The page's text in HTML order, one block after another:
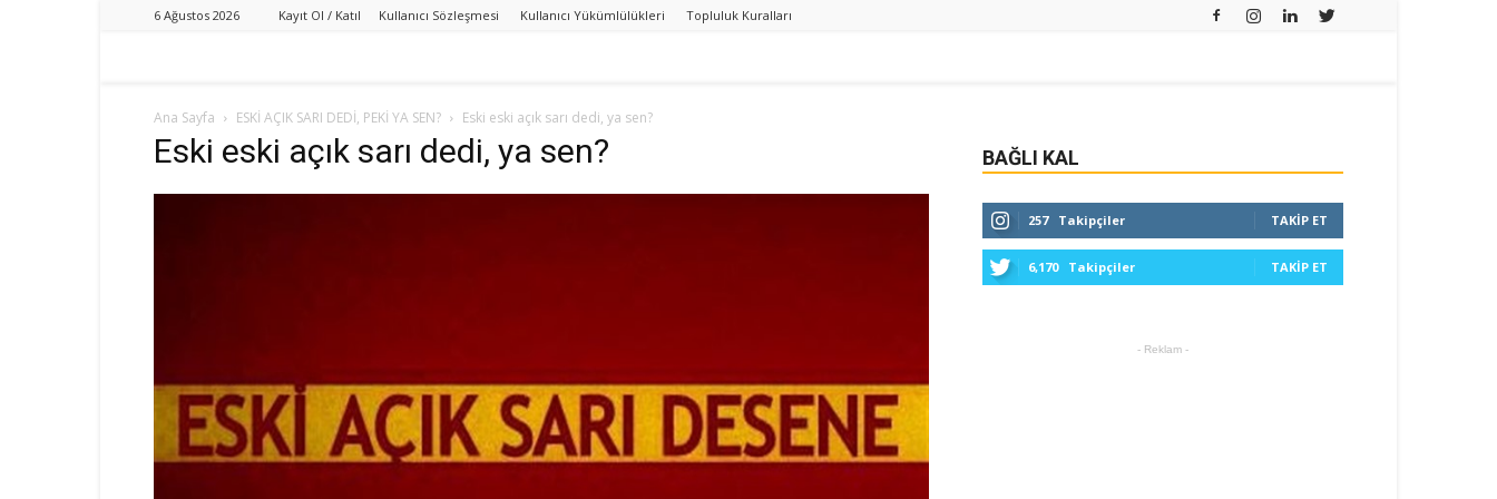
6 Ağustos 2026 Kayıt Ol / Katıl Kullanıcı Sözleşmesi Kullanıcı Yükümlülükleri Topluluk Kuralları
Ana Sayfa ESKİ AÇIK SARI DEDİ, PEKİ YA SEN? Eski eski açık sarı dedi, ya sen?
Eski eski açık sarı dedi, ya sen? BAĞLI KAL
257 Takipçiler TAKIP ET
6,170 Takipçiler TAKIP ET
- Reklam -